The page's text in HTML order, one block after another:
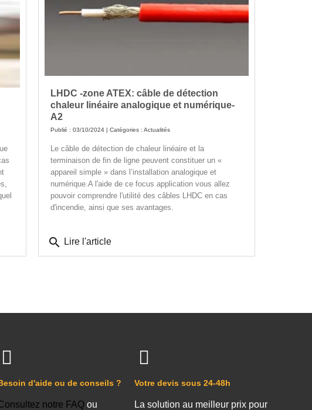
LHDC -zone ATEX: câble de détection
chaleur linéaire analogique et numérique-
A2
Publié : 03/10/2024 | Catégories : Actualités
Le câble de détection de chaleur linéaire et la
terminaison de fin de ligne peuvent constituer un «
appareil simple » dans l’installation analogique et
numérique.A l'aide de ce focus application vous allez
pouvoir comprendre l'utilité des câbles LHDC en cas
d'incendie, ainsi que ses avantages.
search Lire l'article
d'aide ou de conseils ?
notre FAQou
Votre devis sous 24-48h
La solution au meilleur prix pour